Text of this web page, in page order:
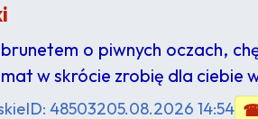
o piwnych oczach,
w skrócie zrobię dla ciebie
ID: 48503205.08.2026 14:54